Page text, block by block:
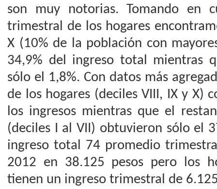
son muy notorias. Tomando en
trimestral de los hogares
X (10% de la población con
34,9% del ingreso total mientras
sólo el 1,8%. Con datos más
de los hogares (deciles VIII, IX y X)
los ingresos mientras que el
(deciles I al VII) obtuvieron sólo el
ingreso total 74 promedio
2012 en 38.125 pesos pero los
tienen un ingreso trimestral de